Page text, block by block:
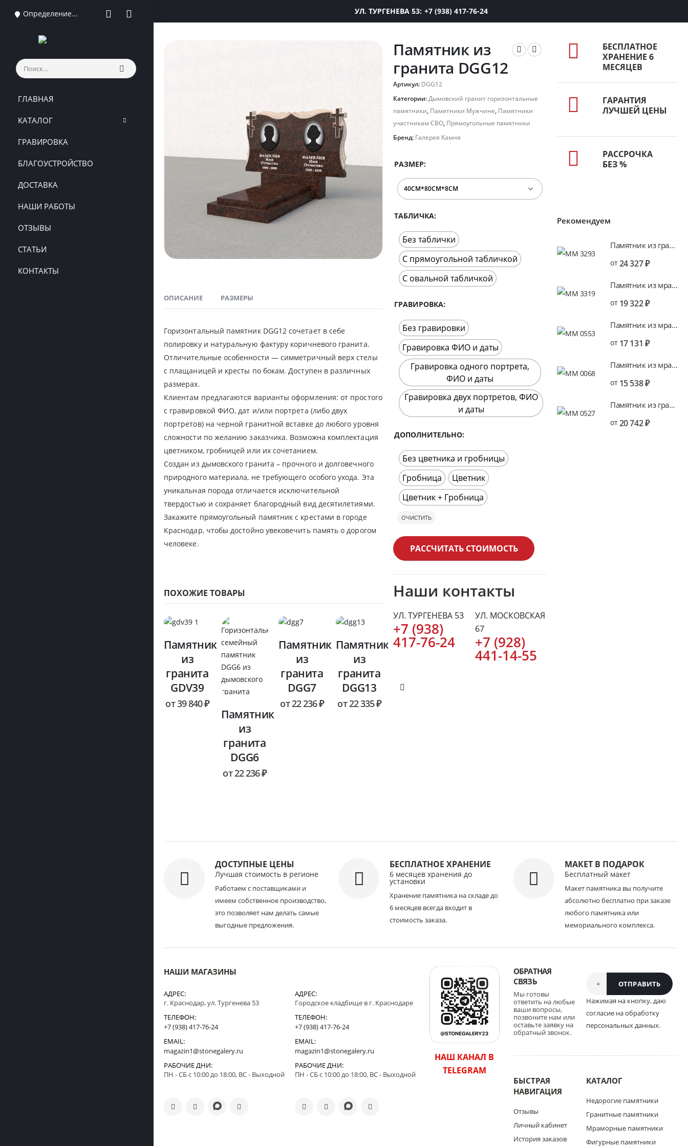
УЛ. ТУРГЕНЕВА 53: +7 (938) 417-76-24
Определение...
ГЛАВНАЯ
КАТАЛОГ
ГРАВИРОВКА
БЛАГОУСТРОЙСТВО
ДОСТАВКА
НАШИ РАБОТЫ
ОТЗЫВЫ
СТАТЬИ
КОНТАКТЫ
Памятник из
гранита DGG12
Артикул: DGG12
Категории:Дымовский гранит горизонтальные
памятники, Памятники Мужчине, Памятники
участникам СВО, Прямоугольные памятники
Бренд: Галерея Камня
РАЗМЕР
ТАБЛИЧКА
Без таблички
С прямоугольной табличкой
С овальной табличкой
ГРАВИРОВКА
Без гравировки
Гравировка ФИО и даты
Гравировка одного портрета,
ФИО и даты
Гравировка двух портретов, ФИО
и даты
ДОПОЛНИТЕЛЬНО
Без цветника и гробницы
Гробница
Цветник
Цветник + Гробница
ОЧИСТИТЬ
РАССЧИТАТЬ СТОИМОСТЬ
Наши контакты
УЛ. ТУРГЕНЕВА 53
+7 (938)
417-76-24
УЛ. МОСКОВСКАЯ
67
+7 (928)
441-14-55
ОПИСАНИЕ РАЗМЕРЫ
Горизонтальный памятник DGG12 сочетает в себе
полировку и натуральную фактуру коричневого гранита.
Отличительные особенности — симметричный верх стелы
с плащаницей и кресты по бокам. Доступен в различных
размерах.
Клиентам предлагаются варианты оформления: от простого
с гравировкой ФИО, дат и/или портрета (либо двух
портретов) на черной гранитной вставке до любого уровня
сложности по желанию заказчика. Возможна комплектация
цветником, гробницей или их сочетанием.
Создан из дымовского гранита – прочного и долговечного
природного материала, не требующего особого ухода. Эта
уникальная порода отличается исключительной
твердостью и сохраняет благородный вид десятилетиями.
Закажите прямоугольный памятник с крестами в городе
Краснодар, чтобы достойно увековечить память о дорогом
человеке.
ПОХОЖИЕ ТОВАРЫ
Памятник
из
гранита
GDV39
от39 840₽
Памятник
из
гранита
DGG6
от22 236₽
Памятник
из
гранита
DGG7
от22 236₽
Памятник
из
гранита
DGG13
от22 335₽
БЕСПЛАТНОЕ
ХРАНЕНИЕ 6
МЕСЯЦЕВ
ГАРАНТИЯ
ЛУЧШЕЙ ЦЕНЫ
РАССРОЧКА
БЕЗ %
Рекомендуем
Памятник из гранита KGV16
от24 327₽
Памятник из мрамора MV16
от 19 322₽
Памятник из мрамора MV7
от 17 131 ₽
Памятник из мрамора MV1
от 15 538₽
Памятник из гранита KGV7
от20 742₽
ДОСТУПНЫЕ ЦЕНЫ
Лучшая стоимость в регионе
Работаем с поставщиками и
имеем собственное производство,
это позволяет нам делать самые
выгодные предложения.
БЕСПЛАТНОЕ ХРАНЕНИЕ
6 месяцев хранения до
установки
Хранение памятника на складе до
6 месяцев всегда входит в
стоимость заказа.
МАКЕТ В ПОДАРОК
Бесплатный макет
Макет памятника вы получите
абсолютно бесплатно при заказе
любого памятника или
мемориального комплекса.
НАШИ МАГАЗИНЫ
АДРЕС:
г. Краснодар, ул. Тургенева 53
ТЕЛЕФОН:
+7 (938) 417-76-24
EMAIL:
magazin1@stonegalery.ru
РАБОЧИЕ ДНИ:
ПН - СБ с 10:00 до 18:00, ВС - Выходной
АДРЕС:
Городское кладбище в г. Краснодаре
ТЕЛЕФОН:
+7 (938) 417-76-24
EMAIL:
magazin1@stonegalery.ru
РАБОЧИЕ ДНИ:
ПН - СБ с 10:00 до 18:00, ВС - Выходной
НАШ КАНАЛ В
TELEGRAM
ОБРАТНАЯ
СВЯЗЬ
Мы готовы
ответить на любые
ваши вопросы,
позвоните нам или
оставьте заявку на
обратный звонок.
Нажимая на кнопку, даю
согласие на обработку
персональных данных.
БЫСТРАЯ
НАВИГАЦИЯ
Отзывы
Личный кабинет
История заказов
КАТАЛОГ
Недорогие памятники
Гранитные памятники
Мраморные памятники
Фигурные памятники